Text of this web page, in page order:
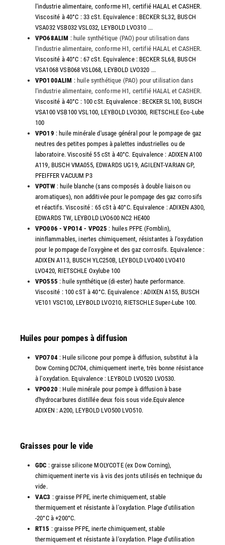
l'industrie alimentaire, conforme H1, certifié HALAL et CASHER.
Viscosité à 40°C : 33 cSt. Equivalence : BECKER SL32, BUSCH
VSA032 VSB032 VSL032, LEYBOLD LVO310 ...
VPO68ALIM : huile synthétique (PAO) pour utilisation dans
l'industrie alimentaire, conforme H1, certifié HALAL et CASHER.
Viscosité à 40°C : 67 cSt. Equivalence : BECKER SL68, BUSCH
VSA1068 VSB068 VSL068, LEYBOLD LVO320 ...
VPO100ALIM : huile synthétique (PAO) pour utilisation dans
l'industrie alimentaire, conforme H1, certifié HALAL et CASHER.
Viscosité à 40°C : 100 cSt. Equivalence : BECKER SL100, BUSCH
VSA100 VSB100 VSL100, LEYBOLD LVO300, RIETSCHLE Eco-Lube
100
VPO19 : huile minérale d'usage général pour le pompage de gaz
neutres des petites pompes à palettes industrielles ou de
laboratoire. Viscosité 55 cSt à 40°C. Equivalence : ADIXEN A100
A119, BUSCH VMA055, EDWARDS UG19, AGILENT-VARIAN GP,
PFEIFFER VACUUM P3
VPOTW: huile blanche (sans composés à double liaison ou
aromatiques), non additivée pour le pompage des gaz corrosifs
et réactifs. Viscosité : 65 cSt à 40°C. Equivalence : ADIXEN A300,
EDWARDS TW, LEYBOLD LVO600 NC2 HE400
VPO006 - VPO14 - VPO25 : huiles PFPE (Fomblin),
ininflammables, inertes chimiquement, résistantes à l'oxydation
pour le pompage de l'oxygène et des gaz corrosifs. Equivalence :
ADIXEN A113, BUSCH YLC250B, LEYBOLD LVO400 LVO410
LVO420, RIETSCHLE Oxylube 100
VPO555 : huile synthétique (di-ester) haute performance.
Viscosité : 100 cST à 40°C. Equivalence : ADIXEN A155, BUSCH
VE101 VSC100, LEYBOLD LVO210, RIETSCHLE Super-Lube 100.
Huiles pour pompes à diffusion
VPO704: Huile silicone pour pompe à diffusion, substitut à la
Dow Corning DC704, chimiquement inerte, très bonne résistance
à l'oxydation. Equivalence : LEYBOLD LVO520 LVO530.
VPO020 : Huile minérale pour pompe à diffusion à base
d'hydrocarbures distillée deux fois sous vide.Equivalence
ADIXEN : A200, LEYBOLD LVO500 LVO510.
Graisses pour le vide
GDC : graisse silicone MOLYCOTE (ex Dow Corning),
chimiquement inerte vis à vis des jonts utilisés en technique du
vide.
VAC3 : graisse PFPE, inerte chimiquement, stable
thermiquement et résistante à l'oxydation. Plage d'utilisation
-20°C à +200°C.
RT15 : graisse PFPE, inerte chimiquement, stable
thermiquement et résistante à l'oxydation. Plage d'utilisation